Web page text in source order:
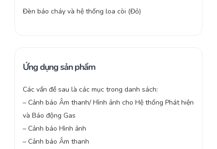
Đèn báo cháy và hệ thống loa còi (Đỏ)
Ứng dụng sản phẩm
Các vấn đề sau là các mục trong danh sách:
– Cảnh báo Âm thanh/ Hình ảnh cho Hệ thống Phát hiện
và Báo động Gas
– Cảnh báo Hình ảnh
– Cảnh báo Âm thanh